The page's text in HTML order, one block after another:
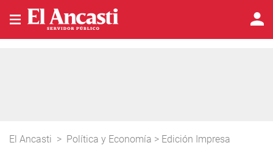
El Ancasti > Política y Economía > Edición Impresa